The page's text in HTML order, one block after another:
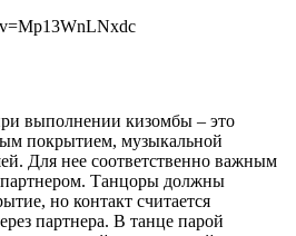
выполнении кизомбы – это
покрытием, музыкальной
Для нее соответственно важным
партнером. Танцоры должны
но контакт считается
партнера. В танце парой